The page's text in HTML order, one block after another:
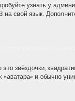
узнать у
на свой язык.
звёздочки,
и обычно